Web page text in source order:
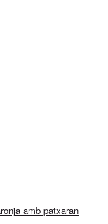
amb patxaran